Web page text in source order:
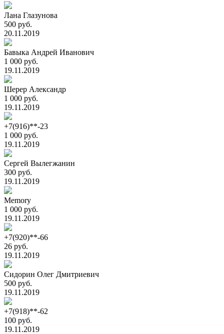
Лана Глазунова
500 руб.
20.11.2019
Бавыка Андрей Иванович
1 000 руб.
19.11.2019
Шерер Александр
1 000 руб.
19.11.2019
+7(916)**-23
1 000 руб.
19.11.2019
Сергей Вылегжанин
300 руб.
19.11.2019
Memory
1 000 руб.
19.11.2019
+7(920)**-66
26 руб.
19.11.2019
Сидорин Олег Дмитриевич
500 руб.
19.11.2019
+7(918)**-62
100 руб.
19.11.2019